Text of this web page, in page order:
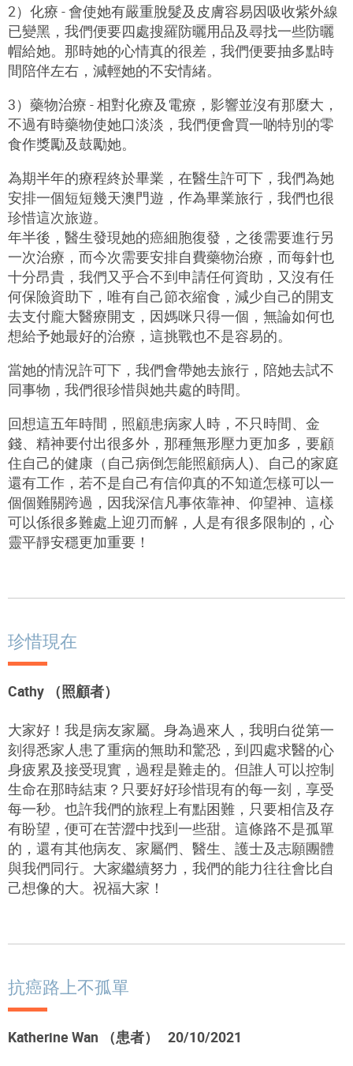
2）化療 - 會使她有嚴重脫髮及皮膚容易因吸收紫外線
已變黑，我們便要四處搜羅防曬用品及尋找一些防曬
帽給她。那時她的心情真的很差，我們便要抽多點時
間陪伴左右，減輕她的不安情緒。
3）藥物治療 - 相對化療及電療，影響並沒有那麼大，
不過有時藥物使她口淡淡，我們便會買一啲特別的零
食作獎勵及鼓勵她。
為期半年的療程終於畢業，在醫生許可下，我們為她
安排一個短短幾天澳門遊，作為畢業旅行，我們也很
珍惜這次旅遊。
年半後，醫生發現她的癌細胞復發，之後需要進行另
一次治療，而今次需要安排自費藥物治療，而每針也
十分昂貴，我們又乎合不到申請任何資助，又沒有任
何保險資助下，唯有自己節衣縮食，減少自己的開支
去支付龐大醫療開支，因媽咪只得一個，無論如何也
想給予她最好的治療，這挑戰也不是容易的。
當她的情況許可下，我們會帶她去旅行，陪她去試不
同事物，我們很珍惜與她共處的時間。
回想這五年時間，照顧患病家人時，不只時間、金
錢、精神要付出很多外，那種無形壓力更加多，要顧
住自己的健康（自己病倒怎能照顧病人)、自己的家庭
還有工作，若不是自己有信仰真的不知道怎樣可以一
個個難關跨過，因我深信凡事依靠神、仰望神、這樣
可以係很多難處上迎刃而解，人是有很多限制的，心
靈平靜安穩更加重要！
珍惜現在
Cathy （照顧者）
大家好！我是病友家屬。身為過來人，我明白從第一
刻得悉家人患了重病的無助和驚恐，到四處求醫的心
身疲累及接受現實，過程是難走的。但誰人可以控制
生命在那時結束？只要好好珍惜現有的每一刻，享受
每一秒。也許我們的旅程上有點困難，只要相信及存
有盼望，便可在苦澀中找到一些甜。這條路不是孤單
的，還有其他病友、家屬們、醫生、護士及志願團體
與我們同行。大家繼續努力，我們的能力往往會比自
己想像的大。祝福大家！
抗癌路上不孤單
Katherine Wan （患者） 20/10/2021